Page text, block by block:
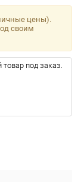
цены).
своим
под заказ.